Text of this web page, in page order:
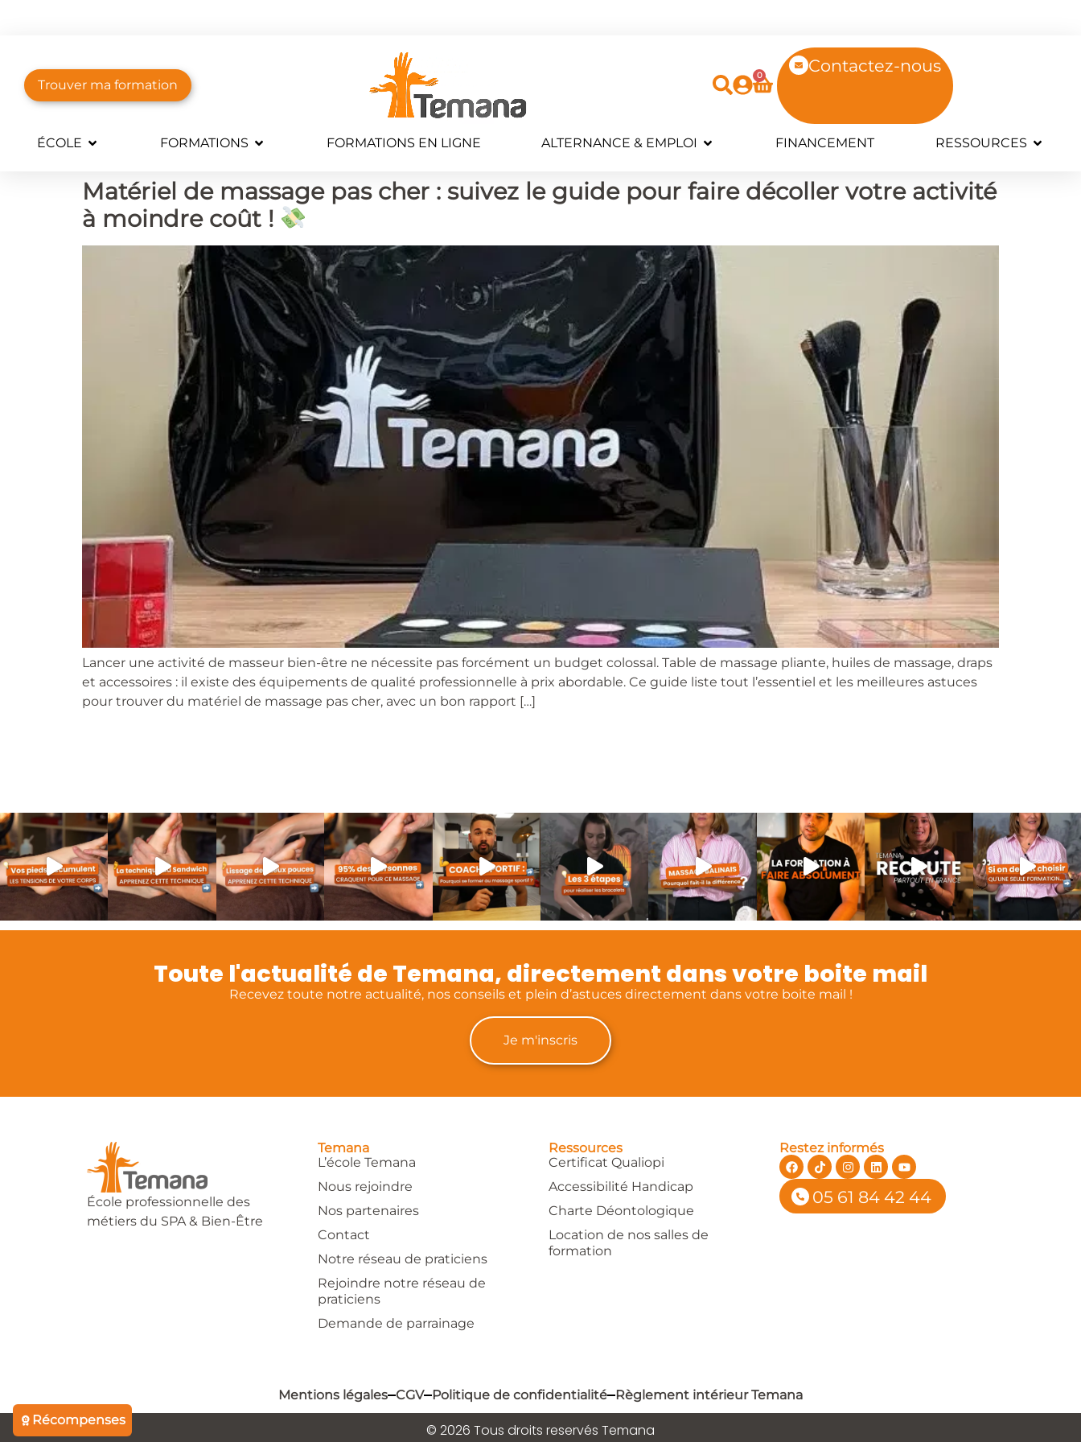
Trouver ma formation
0 Contactez-nous
ÉCOLE FORMATIONS FORMATIONS EN LIGNE ALTERNANCE & EMPLOI FINANCEMENT RESSOURCES
Matériel de massage pas cher : suivez le guide pour faire décoller votre activité
à moindre coût !
Lancer une activité de masseur bien-être ne nécessite pas forcément un budget colossal. Table de massage pliante, huiles de massage, draps
et accessoires : il existe des équipements de qualité professionnelle à prix abordable. Ce guide liste tout l’essentiel et les meilleures astuces
pour trouver du matériel de massage pas cher, avec un bon rapport […]
Toute l'actualité de Temana, directement dans votre boite mail
Recevez toute notre actualité, nos conseils et plein d’astuces directement dans votre boite mail !
Je m'inscris
École professionnelle des
métiers du SPA & Bien-Être
Temana
L’école Temana
Nous rejoindre
Nos partenaires
Contact
Notre réseau de praticiens
Rejoindre notre réseau de
praticiens
Demande de parrainage
Ressources
Certificat Qualiopi
Accessibilité Handicap
Charte Déontologique
Location de nos salles de
formation
Restez informés
05 61 84 42 44
Mentions légales CGV Politique de confidentialité Règlement intérieur Temana
© 2026 Tous droits reservés Temana
Récompenses